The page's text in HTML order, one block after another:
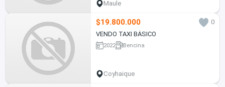
Maule
$19.800.000
0
VENDO TAXI BÁSICO
2022 Bencina
Coyhaique